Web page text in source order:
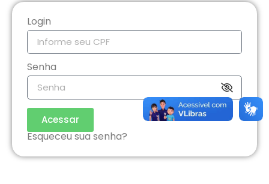
Login
Senha
Acessar
Esqueceu sua senha?